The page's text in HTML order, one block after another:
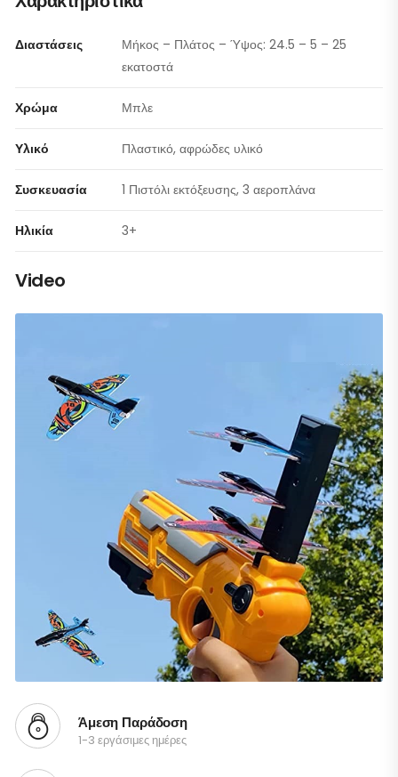
Διαστάσεις
Μήκος – Πλάτος – Ύψος: 24.5 – 5 – 25
εκατοστά
Χρώμα Μπλε
Υλικό Πλαστικό, αφρώδες υλικό
Συσκευασία 1 Πιστόλι εκτόξευσης, 3 αεροπλάνα
Ηλικία 3+
Video
Άμεση Παράδοση
1-3 εργάσιμες ημέρες